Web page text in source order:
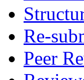
Re-
Peer